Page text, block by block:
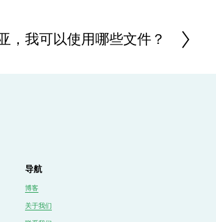
，我可以使用哪些文件？
导航
博客
关于我们